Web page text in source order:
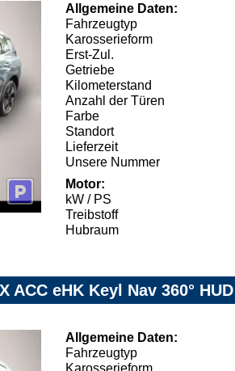
Allgemeine Daten:
Fahrzeugtyp
Karosserieform
Erst-Zul.
Getriebe
Kilometerstand
Anzahl der Türen
Farbe
Standort
Lieferzeit
Unsere Nummer
Motor:
kW / PS
Treibstoff
Hubraum
eHK Keyl Nav 360° HUD
Allgemeine Daten:
Fahrzeugtyp
Karosserieform